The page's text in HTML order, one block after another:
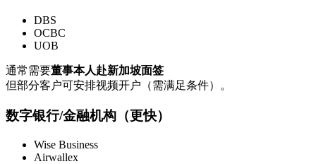
DBS
OCBC
UOB
通常需要董事本人赴新加坡面签
但部分客户可安排视频开户（需满足条件）。
数字银行/金融机构（更快）
Wise Business
Airwallex